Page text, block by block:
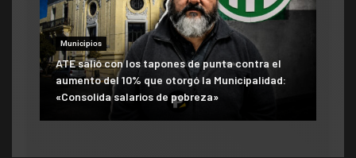
Municipios
ATE salió con los tapones de punta contra el
aumento del 10% que otorgó la Municipalidad:
«Consolida salarios de pobreza»